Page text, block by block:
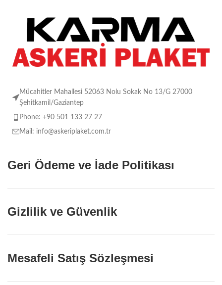
Mücahitler Mahallesi 52063 Nolu Sokak No 13/G 27000
Şehitkamil/Gaziantep
Phone: +90 501 133 27 27
Mail: info@askeriplaket.com.tr
Geri Ödeme ve İade Politikası
Gizlilik ve Güvenlik
Mesafeli Satış Sözleşmesi